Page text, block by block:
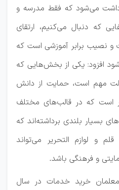
می‌شود که فقط مدرسه و
که دنبال می‌کنیم، ارتقای
و نصیب برابر آموزشی است که
افزود: یکی از بخش‌هایی که
مهم است، حمایت از دانش
است که در قالب‌های مختلف
بسیار بلندی برداشته‌اند که
و لوازم التحریر می‌تواند
و فرهنگی باشد.
خرید خدمات در سال